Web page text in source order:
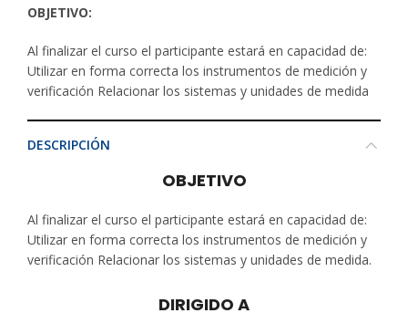
OBJETIVO:
Al finalizar el curso el participante estará en capacidad de:
Utilizar en forma correcta los instrumentos de medición y
verificación Relacionar los sistemas y unidades de medida
DESCRIPCIÓN
OBJETIVO
Al finalizar el curso el participante estará en capacidad de:
Utilizar en forma correcta los instrumentos de medición y
verificación Relacionar los sistemas y unidades de medida.
DIRIGIDO A